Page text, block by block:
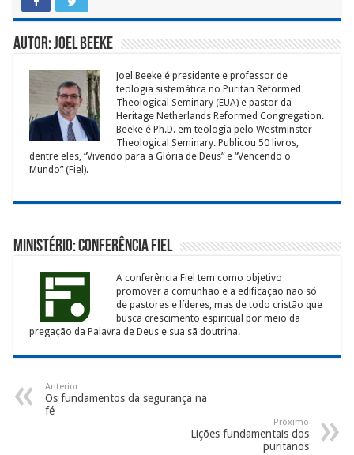
Autor: Joel Beeke
Joel Beeke é presidente e professor de
teologia sistemática no Puritan Reformed
Theological Seminary (EUA) e pastor da
Heritage Netherlands Reformed Congregation.
Beeke é Ph.D. em teologia pelo Westminster
Theological Seminary. Publicou 50 livros,
dentre eles, “Vivendo para a Glória de Deus” e “Vencendo o
Mundo” (Fiel).
Ministério: Conferência Fiel
A conferência Fiel tem como objetivo
promover a comunhão e a edificação não só
de pastores e líderes, mas de todo cristão que
busca crescimento espiritual por meio da
pregação da Palavra de Deus e sua sã doutrina.
Anterior
Os fundamentos da segurança na
fé
Próximo
Lições fundamentais dos
puritanos